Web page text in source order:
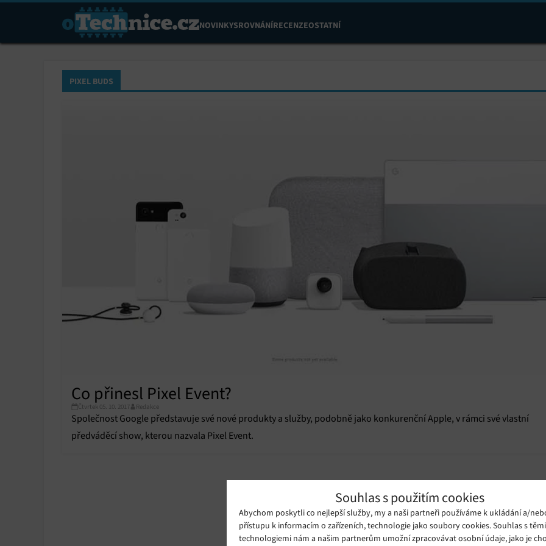
Souhlas s použitím cookies
Abychom poskytli co nejlepší služby, my a naši partneři používáme k ukládání a/
přístupu k informacím o zařízeních, technologie jako soubory cookies. Souhlas s
technologiemi nám a našim partnerům umožní zpracovávat osobní údaje, jako je
NOVINKYSROVNÁNÍRECENZEOSTATNÍ
PIXEL BUDS
Co přinesl Pixel Event?
Čtvrtek 05. 10. 2017 Redakce
Společnost Google představuje své nové produkty a služby, podobně jako konkurenční Apple, v rámci své vlastní
předváděcí show, kterou nazvala Pixel Event.